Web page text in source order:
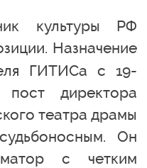
культуры РФ
Назначение
ГИТИСа с 19-
директора
театра драмы
Он
с четким